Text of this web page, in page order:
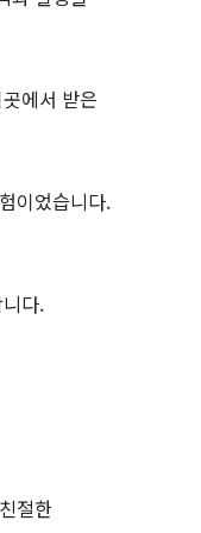
에서 받은
이었습니다.
다.
절한